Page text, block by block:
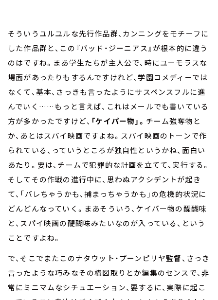
そういうユルユルな先行作品群、カンニングをモチーフに
した作品群と、この『バッド・ジーニアス』が根本的に違う
のはですね。まあ学生たちが主人公で、時にユーモラスな
場面があったりもするんですけれど、学園コメディーでは
なくて、基本、さっきも言ったようにサスペンスフルに進
んでいく……もっと言えば、これはメールでも書いている
方が多かったですけど、 「ケイパー物」。 チーム強奪物と
か、あとはスパイ映画ですよね。スパイ映画のトーンで作
られている、っていうところが独自性というかね、面白い
あたり。要は、チームで犯罪的な計画を立てて、実行する。
そしてその作戦の進行中に、思わぬアクシデントが起き
て、「バレちゃうかも、捕まっちゃうかも」の危機的状況に
どんどんなっていく。まあそういう、ケイパー物の醍醐味
と、スパイ映画の醍醐味みたいなのが入っている、という
ことですよね。
で、そこでまたこのナタウット・プーンピリヤ監督、さっき
言ったような巧みなその構図取りとか編集のセンスで、非
常にミニマムなシチュエーション、要するに、実際に起こ